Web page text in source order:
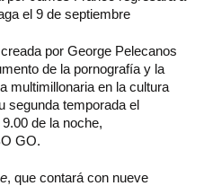
el 9 de septiembre
por George Pelecanos
de la pornografía y la
multimillonaria en la cultura
segunda temporada el
de la noche,
GO.
, que contará con nueve